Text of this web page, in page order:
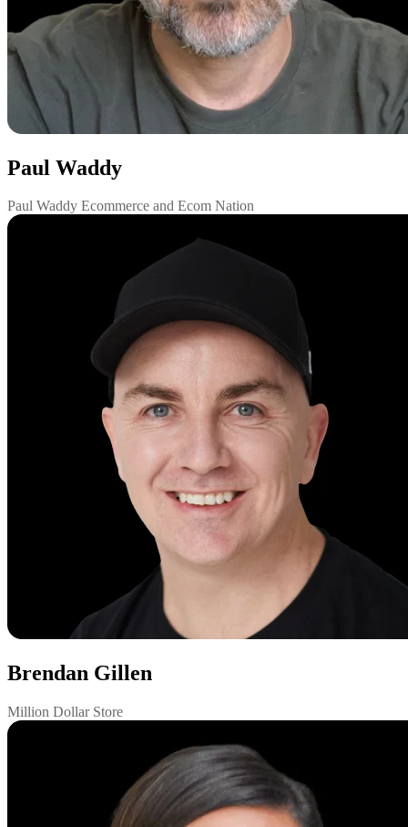
Paul Waddy
Paul Waddy Ecommerce and Ecom Nation
Brendan Gillen
Million Dollar Store